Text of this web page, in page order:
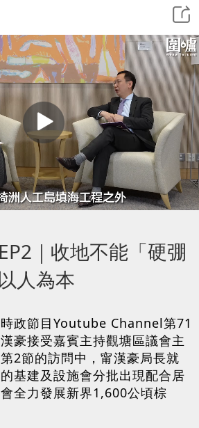
｜收地不能「硬弸
人為本
時政節目Youtube Channel第71
豪接受嘉賓主持觀塘區議會主
2節的訪問中，甯漢豪局長就
基建及設施會分批出現配合居
全力發展新界1,600公頃棕